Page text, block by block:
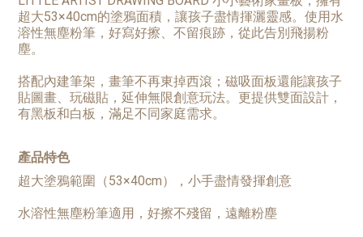
超大53×40cm的塗鴉面積，讓孩子盡情揮灑靈感。使用水
溶性無塵粉筆，好寫好擦、不留痕跡，從此告別飛揚粉
塵。
搭配內建筆架，畫筆不再東掉西滾；磁吸面板還能讓孩子
貼圖畫、玩磁貼，延伸無限創意玩法。 更提供雙面設計 ，
有黑板和白板，滿足不同家庭需求。
產品特色
超大塗鴉範圍（53×40cm），小手盡情發揮創意
水溶性無塵粉筆適用，好擦不殘留，遠離粉塵